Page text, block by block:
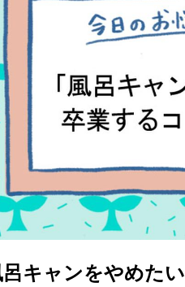
呂キャンをやめた